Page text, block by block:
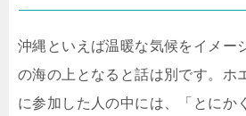
沖縄といえば温暖な気候をイメー
の海の上となると話は別です。ホ
に参加した人の中には、「とにか